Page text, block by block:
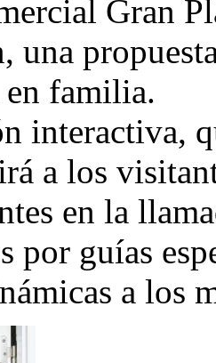
Gran
una
familia.
interactiva,
a los
en la
por guías
a los